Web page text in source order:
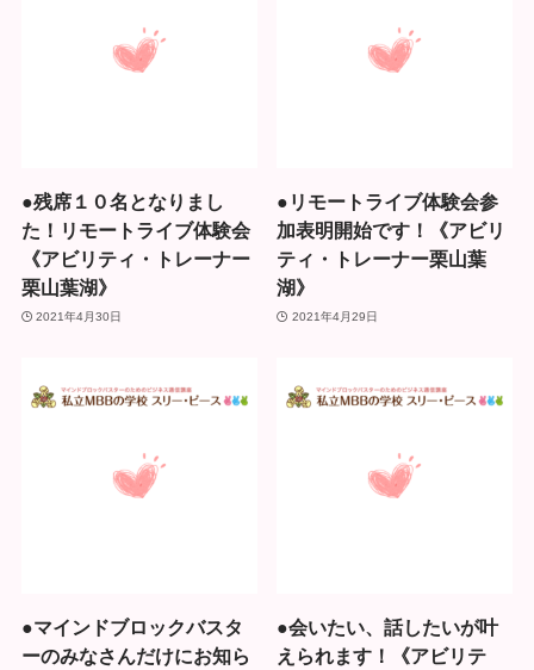
●残席１０名となりまし
た！リモートライブ体験会
《アビリティ・トレーナー
栗山葉湖》
2021年4月30日
●リモートライブ体験会参
加表明開始です！《アビリ
ティ・トレーナー栗山葉
湖》
2021年4月29日
●マインドブロックバスタ
ーのみなさんだけにお知ら
●会いたい、話したいが叶
えられます！《アビリテ